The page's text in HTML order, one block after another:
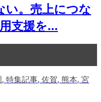
い。売上につな
支援を...
, 特集記事, 佐賀, 熊本, 宮